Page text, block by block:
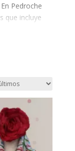
Pedroche
que incluye
modelos
para mujer,
los
lleno de
nuestro
de
el